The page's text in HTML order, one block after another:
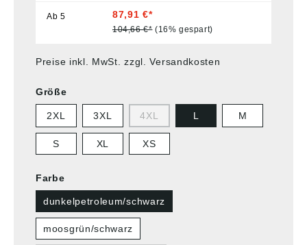
Ab 5 87,91 €*
104,66 €* (16% gespart)
Preise inkl. MwSt. zzgl. Versandkosten
Größe
2XL 3XL 4XL L M
S XL XS
Farbe
dunkelpetroleum/schwarz
moosgrün/schwarz